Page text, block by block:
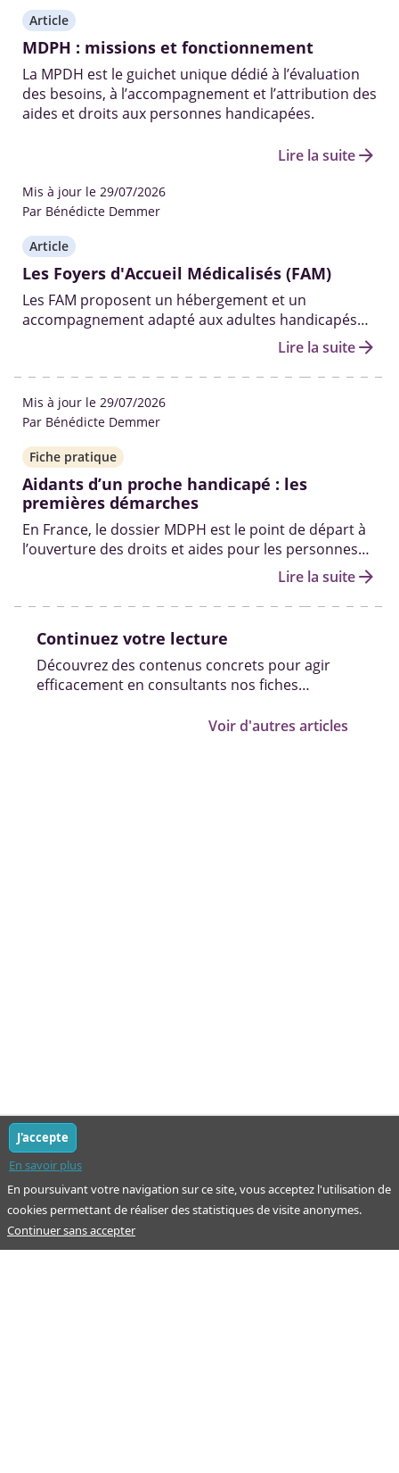
Article
MDPH : missions et fonctionnement
La MPDH est le guichet unique dédié à l’évaluation
des besoins, à l’accompagnement et l’attribution des
aides et droits aux personnes handicapées.
Lire la suitearrow_forward
Mis à jour le 29/07/2026
Par Bénédicte Demmer
Article
Les Foyers d'Accueil Médicalisés (FAM)
Les FAM proposent un hébergement et un
accompagnement adapté aux adultes handicapés
nécessitant un accompagnement fréquent.Lire la suitearrow_forward
Mis à jour le 29/07/2026
Par Bénédicte Demmer
Fiche pratique
Aidants d’un proche handicapé : les
premières démarches
En France, le dossier MDPH est le point de départ à
l’ouverture des droits et aides pour les personnes
en situation de handicap. Qui peut vous aider à le
remplir ? Quelles sont les autres démarches pour
obtenir des solutions ? On fait le point.
Lire la suitearrow_forward
Continuez votre lecture
Découvrez des contenus concrets pour agir
efficacement en consultants nos fiches
Voir d'autres articles
En poursuivant votre navigation sur ce site, vous acceptez l'utilisation de
cookies permettant de réaliser des statistiques de visite anonymes.
En savoir plus
J'accepte
Continuer sans accepter